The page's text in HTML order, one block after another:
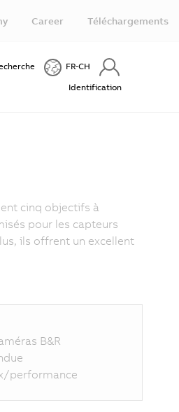
Career Téléchargements
FR-CH
Identification
cinq objectifs à
pour les capteurs
ils offrent un excellent
B&R
performance